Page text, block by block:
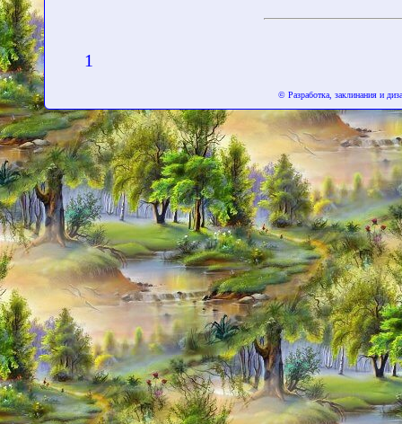
1
© Разработка, заклинания и